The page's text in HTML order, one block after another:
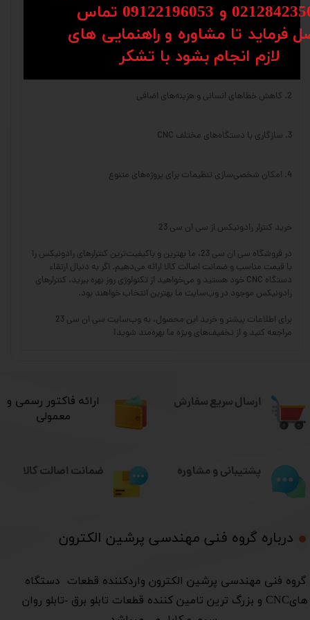
مزایای استفاده از کنترلر رادونیکس در دستگاه‌های CNC
2. کاهش خطاهای انسانی و هزینه‌های اضافی
3. سازگاری با دستگاه‌های مختلف CNC
4. امکان شخصی‌سازی تنظیمات برای پروژه‌های متنوع
خرید کنترلر رادونیکس از سی ان سی 23
در فروشگاه سی ان سی 23، ما بهترین و باکیفیت‌ترین کنترلرهای رادونیکس را
با قیمت مناسب و ضمانت اصالت کالا ارائه می‌دهیم. اگر به دنبال ارتقاء
دستگاه CNC خود هستید و می‌خواهید از تکنولوژی روز بهره ببرید، کنترلرهای
رادونیکس موجود در وب‌سایت ما بهترین انتخاب خواهند بود.
برای اطلاعات بیشتر و خرید این محصول، به وب‌سایت سی ان سی 23
مراجعه کنید و از تخفیف‌های ویژه ما بهره‌مند شوید!
ارسال سریع سفارش
درباره گروه فنی مهندسی پرشین الکترون​​​​​​​
​گروه فنی مهندسی پرشین الکترون واردکننده قطعات دستگاه
هایCNC و بزرگ ترین تامین کننده قطعات تابلو برق -تابلو روان
​ارائه فاکتور رسمی و
معمولی
پشتیبانی و مشاوره ضمانت اصالت کالا
و 09122196053​​​​​​​ تماس
فرماید تا مشاوره و راهنمایی های
​​​​​​​لازم انجام بشود با تشکر​​​​​​​